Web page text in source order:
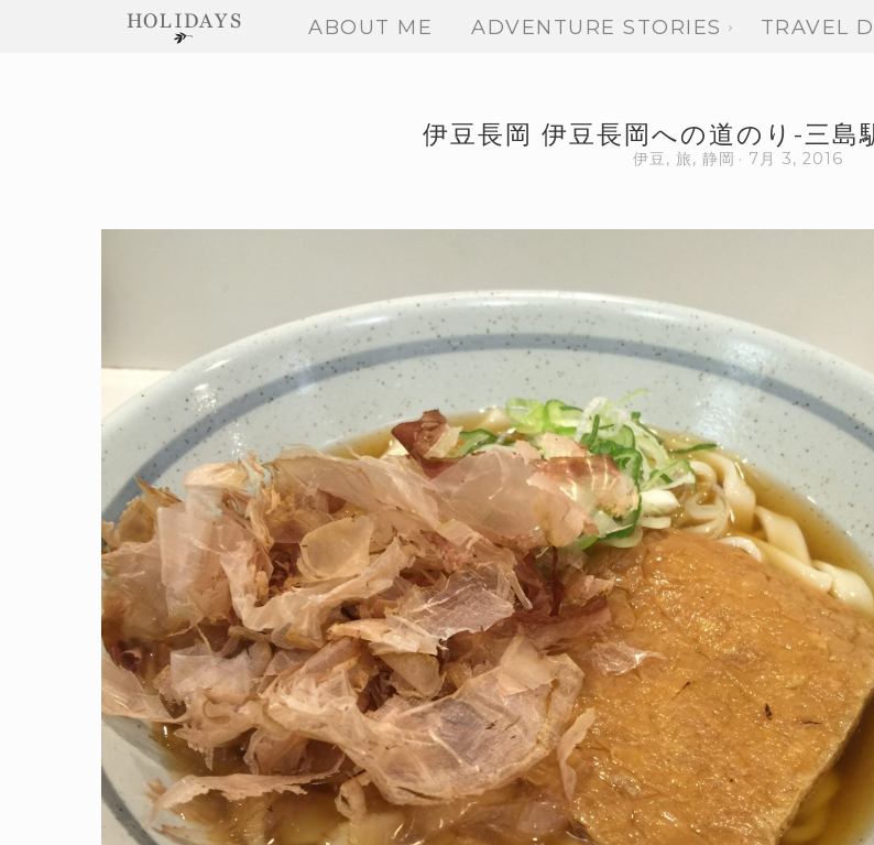
ABOUT ME ADVENTURE STORIES TRAVEL
伊豆長岡 伊豆長岡への道のり-三島
伊豆, 旅, 静岡 7月 3, 2016